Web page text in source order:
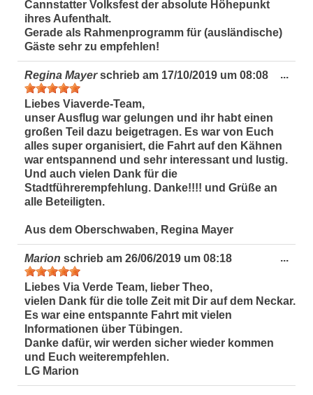
Cannstatter Volksfest der absolute Höhepunkt
ihres Aufenthalt.
Gerade als Rahmenprogramm für (ausländische)
Gäste sehr zu empfehlen!
Regina Mayer schrieb am 17/10/2019 um 08:08
Liebes Viaverde-Team,
unser Ausflug war gelungen und ihr habt einen
großen Teil dazu beigetragen. Es war von Euch
alles super organisiert, die Fahrt auf den Kähnen
war entspannend und sehr interessant und lustig.
Und auch vielen Dank für die
Stadtführerempfehlung. Danke!!!! und Grüße an
alle Beteiligten.
Aus dem Oberschwaben, Regina Mayer
...
Marion schrieb am 26/06/2019 um 08:18
Liebes Via Verde Team, lieber Theo,
vielen Dank für die tolle Zeit mit Dir auf dem Neckar.
Es war eine entspannte Fahrt mit vielen
Informationen über Tübingen.
Danke dafür, wir werden sicher wieder kommen
und Euch weiterempfehlen.
LG Marion
...